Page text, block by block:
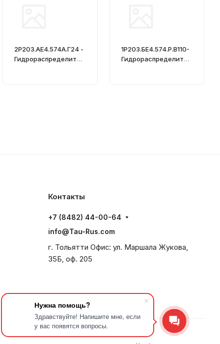
Нужна помощь?
Здравствуйте! Напишите мне, если
у вас появятся вопросы.
2Р203.АЕ4.574А.Г24 -
Гидрораспределител
1Р203.БЕ4.574.Р.В110-
Гидрораспределител
Контакты
+7 (8482) 44-00-64
info@Tau-Rus.com
г. Тольятти Офис: ул. Маршала Жукова,
35Б, оф. 205